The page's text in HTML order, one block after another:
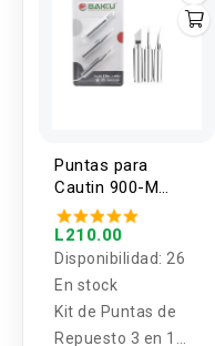
Puntas para
Cautin 900-M
Baku BK-9033
L210.00
Disponibilidad: 26
En stock
Kit de Puntas de
Repuesto 3 en 1